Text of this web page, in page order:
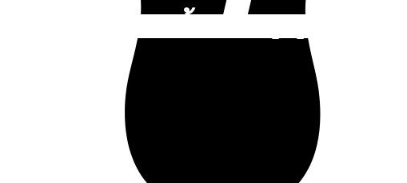
นับหิ่งห้อย ร้อยลำพู ดูพระจันทร์